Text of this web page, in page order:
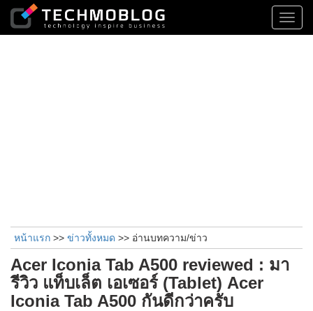
หน้าแรก >> ข่าวทั้งหมด >> อ่านบทความ/ข่าว
Acer Iconia Tab A500 reviewed : มา
รีวิว แท็บเล็ต เอเซอร์ (Tablet) Acer
Iconia Tab A500 กันดีกว่าครับ